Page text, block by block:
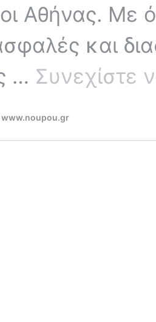
Αθήνας. Με
και
… Συνεχίστε